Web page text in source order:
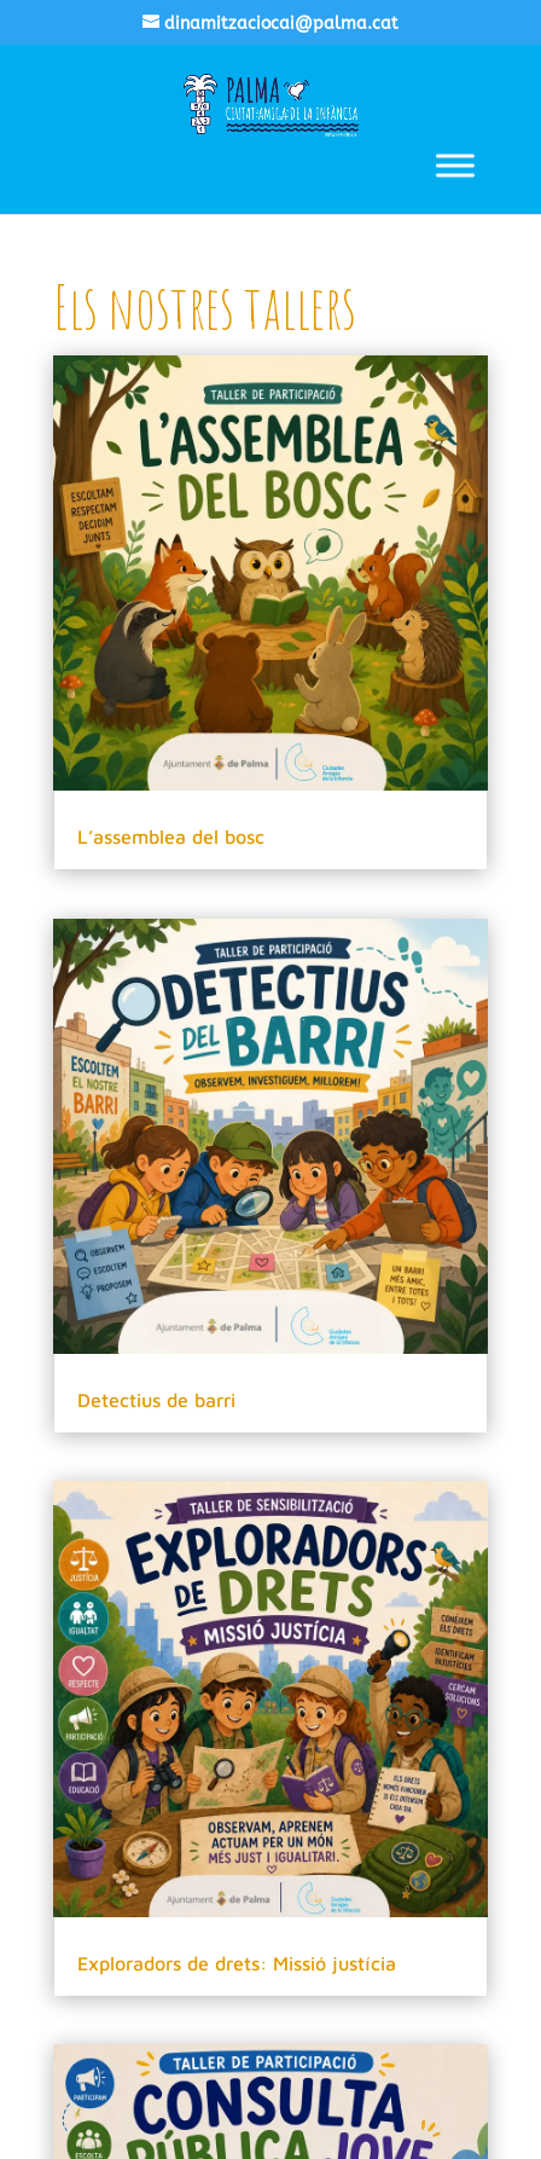
dinamitzaciocai@palma.cat
Els nostres tallers
L’assemblea del bosc
Detectius de barri
Exploradors de drets: Missió justícia